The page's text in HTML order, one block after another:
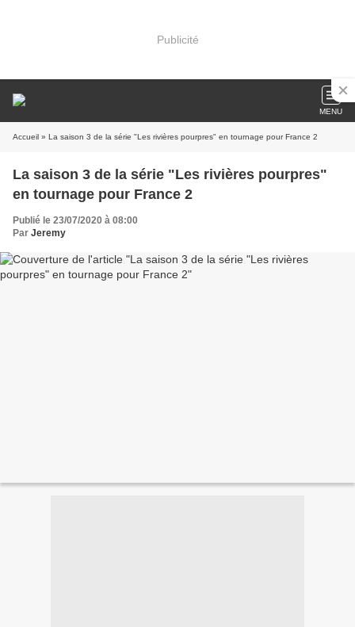
Publicité
MENU
Accueil » La saison 3 de la série "Les rivières pourpres" en tournage pour France 2
La saison 3 de la série "Les rivières pourpres"
en tournage pour France 2
Publié le 23/07/2020 à 08:00
Par Jeremy